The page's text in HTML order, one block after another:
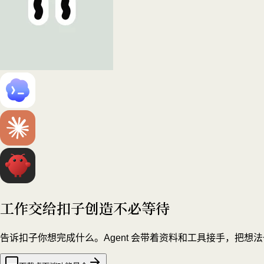
工作交给扣子创造不必等待
告诉扣子你想完成什么。Agent 会带着资料和工具接手，把想法